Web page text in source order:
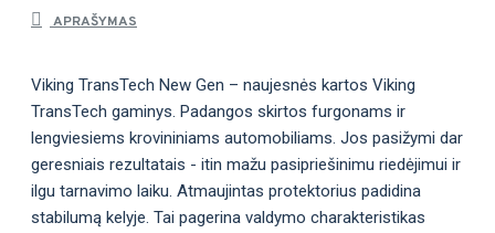
APRAŠYMAS
Viking TransTech New Gen – naujesnės kartos Viking
TransTech gaminys. Padangos skirtos furgonams ir
lengviesiems krovininiams automobiliams. Jos pasižymi dar
geresniais rezultatais - itin mažu pasipriešinimu riedėjimui ir
ilgu tarnavimo laiku. Atmaujintas protektorius padidina
stabilumą kelyje. Tai pagerina valdymo charakteristikas